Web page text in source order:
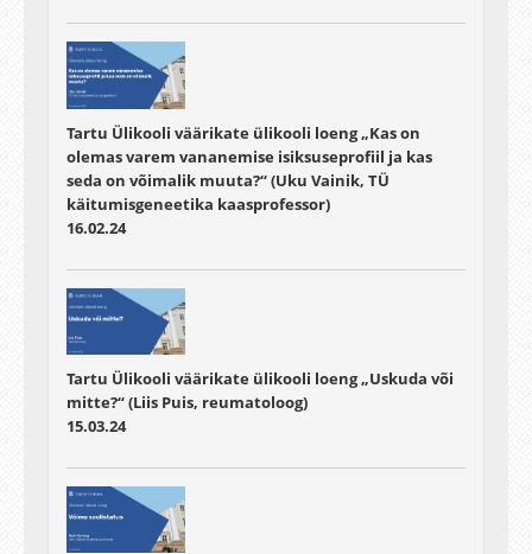
Tartu Ülikooli väärikate ülikooli loeng „Kas on
olemas varem vananemise isiksuseprofiil ja kas
seda on võimalik muuta?“ (Uku Vainik, TÜ
käitumisgeneetika kaasprofessor)
16.02.24
Tartu Ülikooli väärikate ülikooli loeng „Uskuda või
mitte?“ (Liis Puis, reumatoloog)
15.03.24